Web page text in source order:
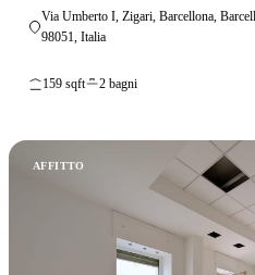
Via Umberto I, Zigari, Barcellona,
98051, Italia
159 sqft 2 bagni
AFFITTO